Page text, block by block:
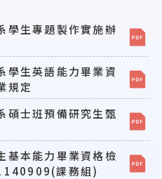
學生專題製作實施辦
學生英語能力畢業資
規定
碩士班預備研究生甄
基本能力畢業資格檢
課務組)